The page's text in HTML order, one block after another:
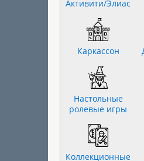
Активити/Элиас
Каркассон
Настольные
ролевые игры
Коллекционные